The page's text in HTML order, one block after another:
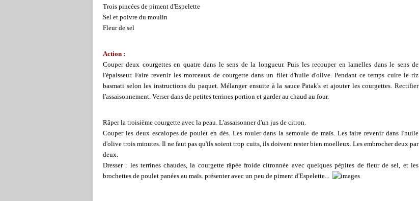
Trois pincées de piment d'Espelette
Sel et poivre du moulin
Fleur de sel
Action :
Couper deux courgettes en quatre dans le sens de la longueur. Puis les recouper en lamelles dans le sens de
l'épaisseur. Faire revenir les morceaux de courgette dans un filet d'huile d'olive. Pendant ce temps cuire le riz
basmati selon les instructions du paquet. Mélanger ensuite à la sauce Patak's et ajouter les courgettes. Rectifier
l'assaisonnement. Verser dans de petites terrines portion et garder au chaud au four.
Râper la troisième courgette avec la peau. L'assaisonner d'un jus de citron.
Couper les deux escalopes de poulet en dés. Les rouler dans la semoule de maïs. Les faire revenir dans l'huile
d'olive trois minutes. Il ne faut pas qu'ils soient trop cuits, ils doivent rester bien moelleux. Les embrocher deux par
deux.
Dresser : les terrines chaudes, la courgette râpée froide citronnée avec quelques pépites de fleur de sel, et les
brochettes de poulet panées au maïs. présenter avec un peu de piment d'Espelette...